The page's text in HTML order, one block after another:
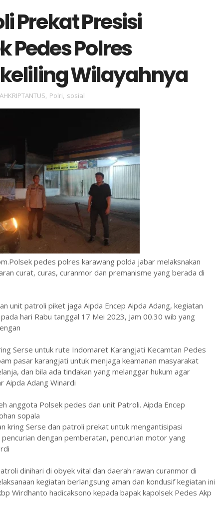
Prekat Presisi
Pedes Polres
Wilayahnya
, Polri, sosial
pedes polres karawang polda jabar melaksnakan
curat, curas, curanmor dan premanisme yang berada di
unit patroli piket jaga Aipda Encep Aipda Adang, kegiatan
hari Rabu tanggal 17 Mei 2023, Jam 00.30 wib yang
Serse untuk rute Indomaret Karangjati Kecamtan Pedes
pasar karangjati untuk menjaga keamanan masyarakat
dan bila ada tindakan yang melanggar hukum agar
Aipda Adang Winardi
anggota Polsek pedes dan unit Patroli. Aipda Encep
sopala
kring Serse dan patroli prekat untuk mengantisipasi
dengan pemberatan, pencurian motor yang
dinihari di obyek vital dan daerah rawan curanmor di
kegiatan berlangsung aman dan kondusif kegiatan ini
Wirdhanto hadicaksono kepada bapak kapolsek Pedes Akp